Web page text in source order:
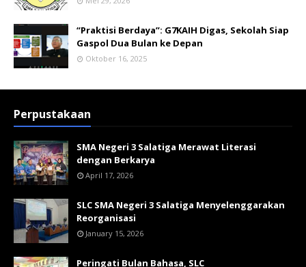
“Praktisi Berdaya”: G7KAIH Digas, Sekolah Siap
Gaspol Dua Bulan ke Depan
Oktober 16, 2025
Perpustakaan
SMA Negeri 3 Salatiga Merawat Literasi
dengan Berkarya
April 17, 2026
SLC SMA Negeri 3 Salatiga Menyelenggarakan
Reorganisasi
January 15, 2026
Peringati Bulan Bahasa, SLC